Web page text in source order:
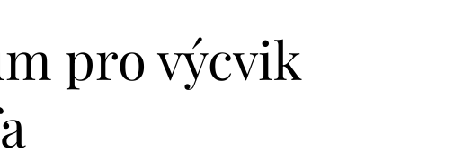
pro výcvik